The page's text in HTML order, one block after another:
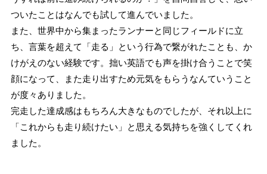
ついたことはなんでも試して進んでいました。
また、世界中から集まったランナーと同じフィールドに立
ち、言葉を超えて「走る」という行為で繋がれたことも、か
けがえのない経験です。拙い英語でも声を掛け合うことで笑
顔になって、また走り出すため元気をもらうなんていうこと
が度々ありました。
完走した達成感はもちろん大きなものでしたが、それ以上に
「これからも走り続けたい」と思える気持ちを強くしてくれ
ました。